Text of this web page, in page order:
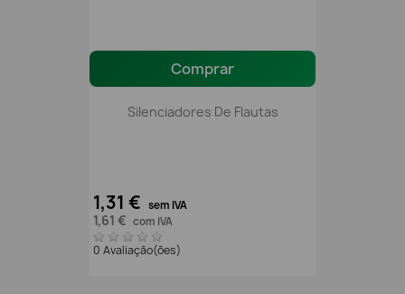
Comprar
Silenciadores De Flautas
1,31 € sem IVA
1,61 € com IVA
0 Avaliação(ões)